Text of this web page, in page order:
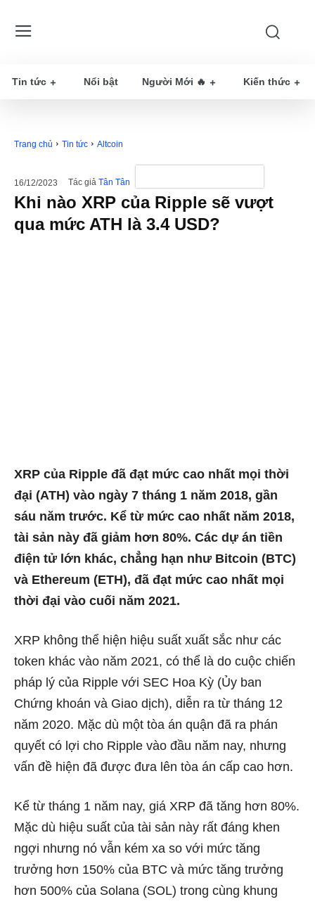
Tin tức Nổi bật Người Mới 🔥 Kiến thức
Trang chủ Tin tức Altcoin
16/12/2023 Tác giả Tân Tân
Khi nào XRP của Ripple sẽ vượt
qua mức ATH là 3.4 USD?
XRP của Ripple đã đạt mức cao nhất mọi thời
đại (ATH) vào ngày 7 tháng 1 năm 2018, gần
sáu năm trước. Kể từ mức cao nhất năm 2018,
tài sản này đã giảm hơn 80%. Các dự án tiền
điện tử lớn khác, chẳng hạn như Bitcoin (BTC)
và Ethereum (ETH), đã đạt mức cao nhất mọi
thời đại vào cuối năm 2021.
XRP không thể hiện hiệu suất xuất sắc như các
token khác vào năm 2021, có thể là do cuộc chiến
pháp lý của Ripple với SEC Hoa Kỳ (Ủy ban
Chứng khoán và Giao dịch), diễn ra từ tháng 12
năm 2020. Mặc dù một tòa án quận đã ra phán
quyết có lợi cho Ripple vào đầu năm nay, nhưng
vấn đề hiện đã được đưa lên tòa án cấp cao hơn.
Kể từ tháng 1 năm nay, giá XRP đã tăng hơn 80%.
Mặc dù hiệu suất của tài sản này rất đáng khen
ngợi nhưng nó vẫn kém xa so với mức tăng
trưởng hơn 150% của BTC và mức tăng trưởng
hơn 500% của Solana (SOL) trong cùng khung